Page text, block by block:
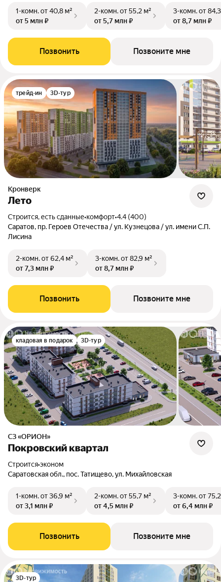
1-комн.от 40,8 м²
от 5 млн ₽
2-комн.от 55,2 м²
от 5,7 млн ₽
3-комн.от
от 8,7 млн ₽
Позвонить Позвоните мне
трейд-ин 3D-тур
Кронверк
Лето
Строится, есть сданные•комфорт•4.4 (400)
Саратов, пр. Героев Отечества / ул. Кузнецова / ул. имени С.П.
Лисина
2-комн.от 62,4 м²
от 7,3 млн ₽
3-комн.от 82,9 м²
от 8,7 млн ₽
Позвонить Позвоните мне
кладовая в подарок 3D-тур
СЗ «ОРИОН»
Покровский квартал
Строится•эконом
Саратовская обл., пос. Татищево, ул. Михайловская
1-комн.от 36,9 м²
от 3,1 млн ₽
2-комн.от 55,7 м²
от 4,5 млн ₽
3-комн.от
от 6,4 млн ₽
Позвонить Позвоните мне
3D-тур